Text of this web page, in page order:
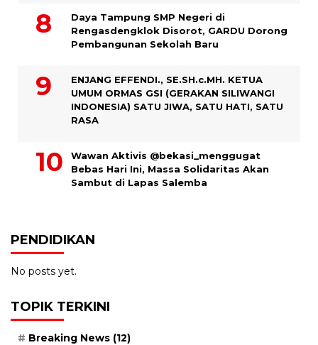
Daya Tampung SMP Negeri di
Rengasdengklok Disorot, GARDU Dorong
Pembangunan Sekolah Baru
ENJANG EFFENDI., SE.SH.c.MH. KETUA
UMUM ORMAS GSI (GERAKAN SILIWANGI
INDONESIA) SATU JIWA, SATU HATI, SATU
RASA
Wawan Aktivis @bekasi_menggugat
Bebas Hari Ini, Massa Solidaritas Akan
Sambut di Lapas Salemba
PENDIDIKAN
No posts yet.
TOPIK TERKINI
Breaking News (12)